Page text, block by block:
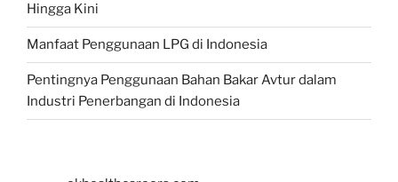
Hingga Kini
Manfaat Penggunaan LPG di Indonesia
Pentingnya Penggunaan Bahan Bakar Avtur dalam
Industri Penerbangan di Indonesia